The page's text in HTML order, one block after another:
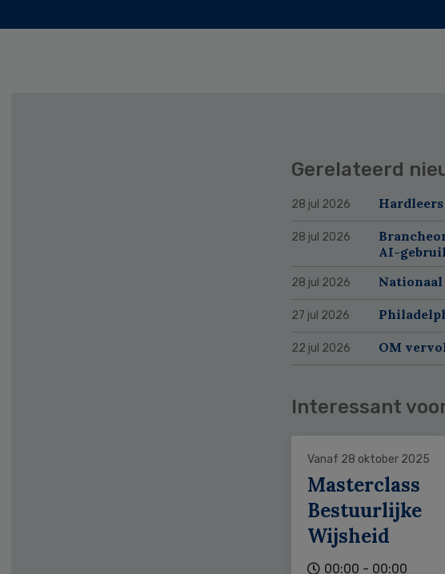
Gerelateerd
28 jul 2026
28 jul 2026
AI-
28 jul 2026
27 jul 2026
22 jul 2026 OM
Interessant
Vanaf 28 oktober 2025
Masterclass
Bestuurlijke
Wijsheid
00:00 - 00:00